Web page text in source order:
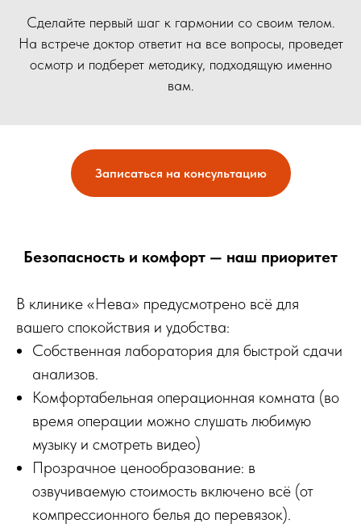
Сделайте первый шаг к гармонии со своим телом.
На встрече доктор ответит на все вопросы, проведет
осмотр и подберет методику, подходящую именно
вам.
Записаться на консультацию
Безопасность и комфорт — наш приоритет
В клинике «Нева» предусмотрено всё для
вашего спокойствия и удобства:
Собственная лаборатория для быстрой сдачи
анализов.
Комфортабельная операционная комната (во
время операции можно слушать любимую
музыку и смотреть видео)
Прозрачное ценообразование: в
озвучиваемую стоимость включено всё (от
компрессионного белья до перевязок).